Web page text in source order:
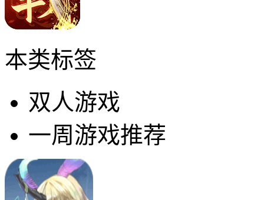
本类标签
双人游戏
一周游戏推荐